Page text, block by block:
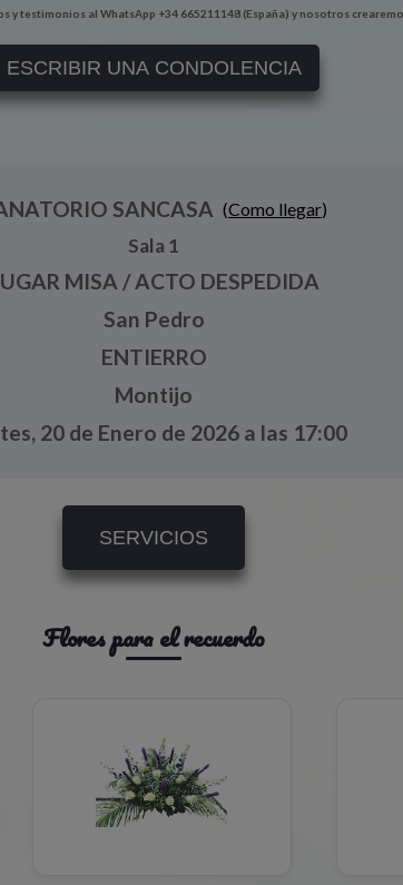
y testimonios al WhatsApp +34 665211148 (España) y nosotros
ESCRIBIR UNA CONDOLENCIA
SANCASA (Como llegar)
Sala 1
MISA / ACTO DESPEDIDA
San Pedro
ENTIERRO
Montijo
20 de Enero de 2026 a las 17:00
SERVICIOS
Flores para el recuerdo